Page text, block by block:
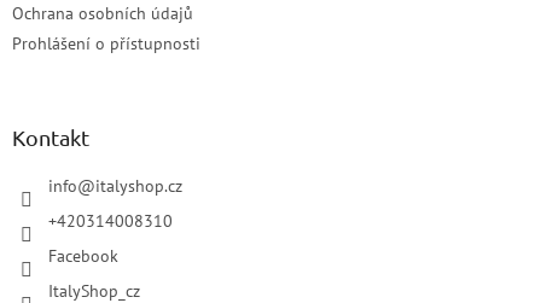
Ochrana osobních údajů
Prohlášení o přístupnosti
Kontakt
info@italyshop.cz
+420314008310
Facebook
ItalyShop_cz